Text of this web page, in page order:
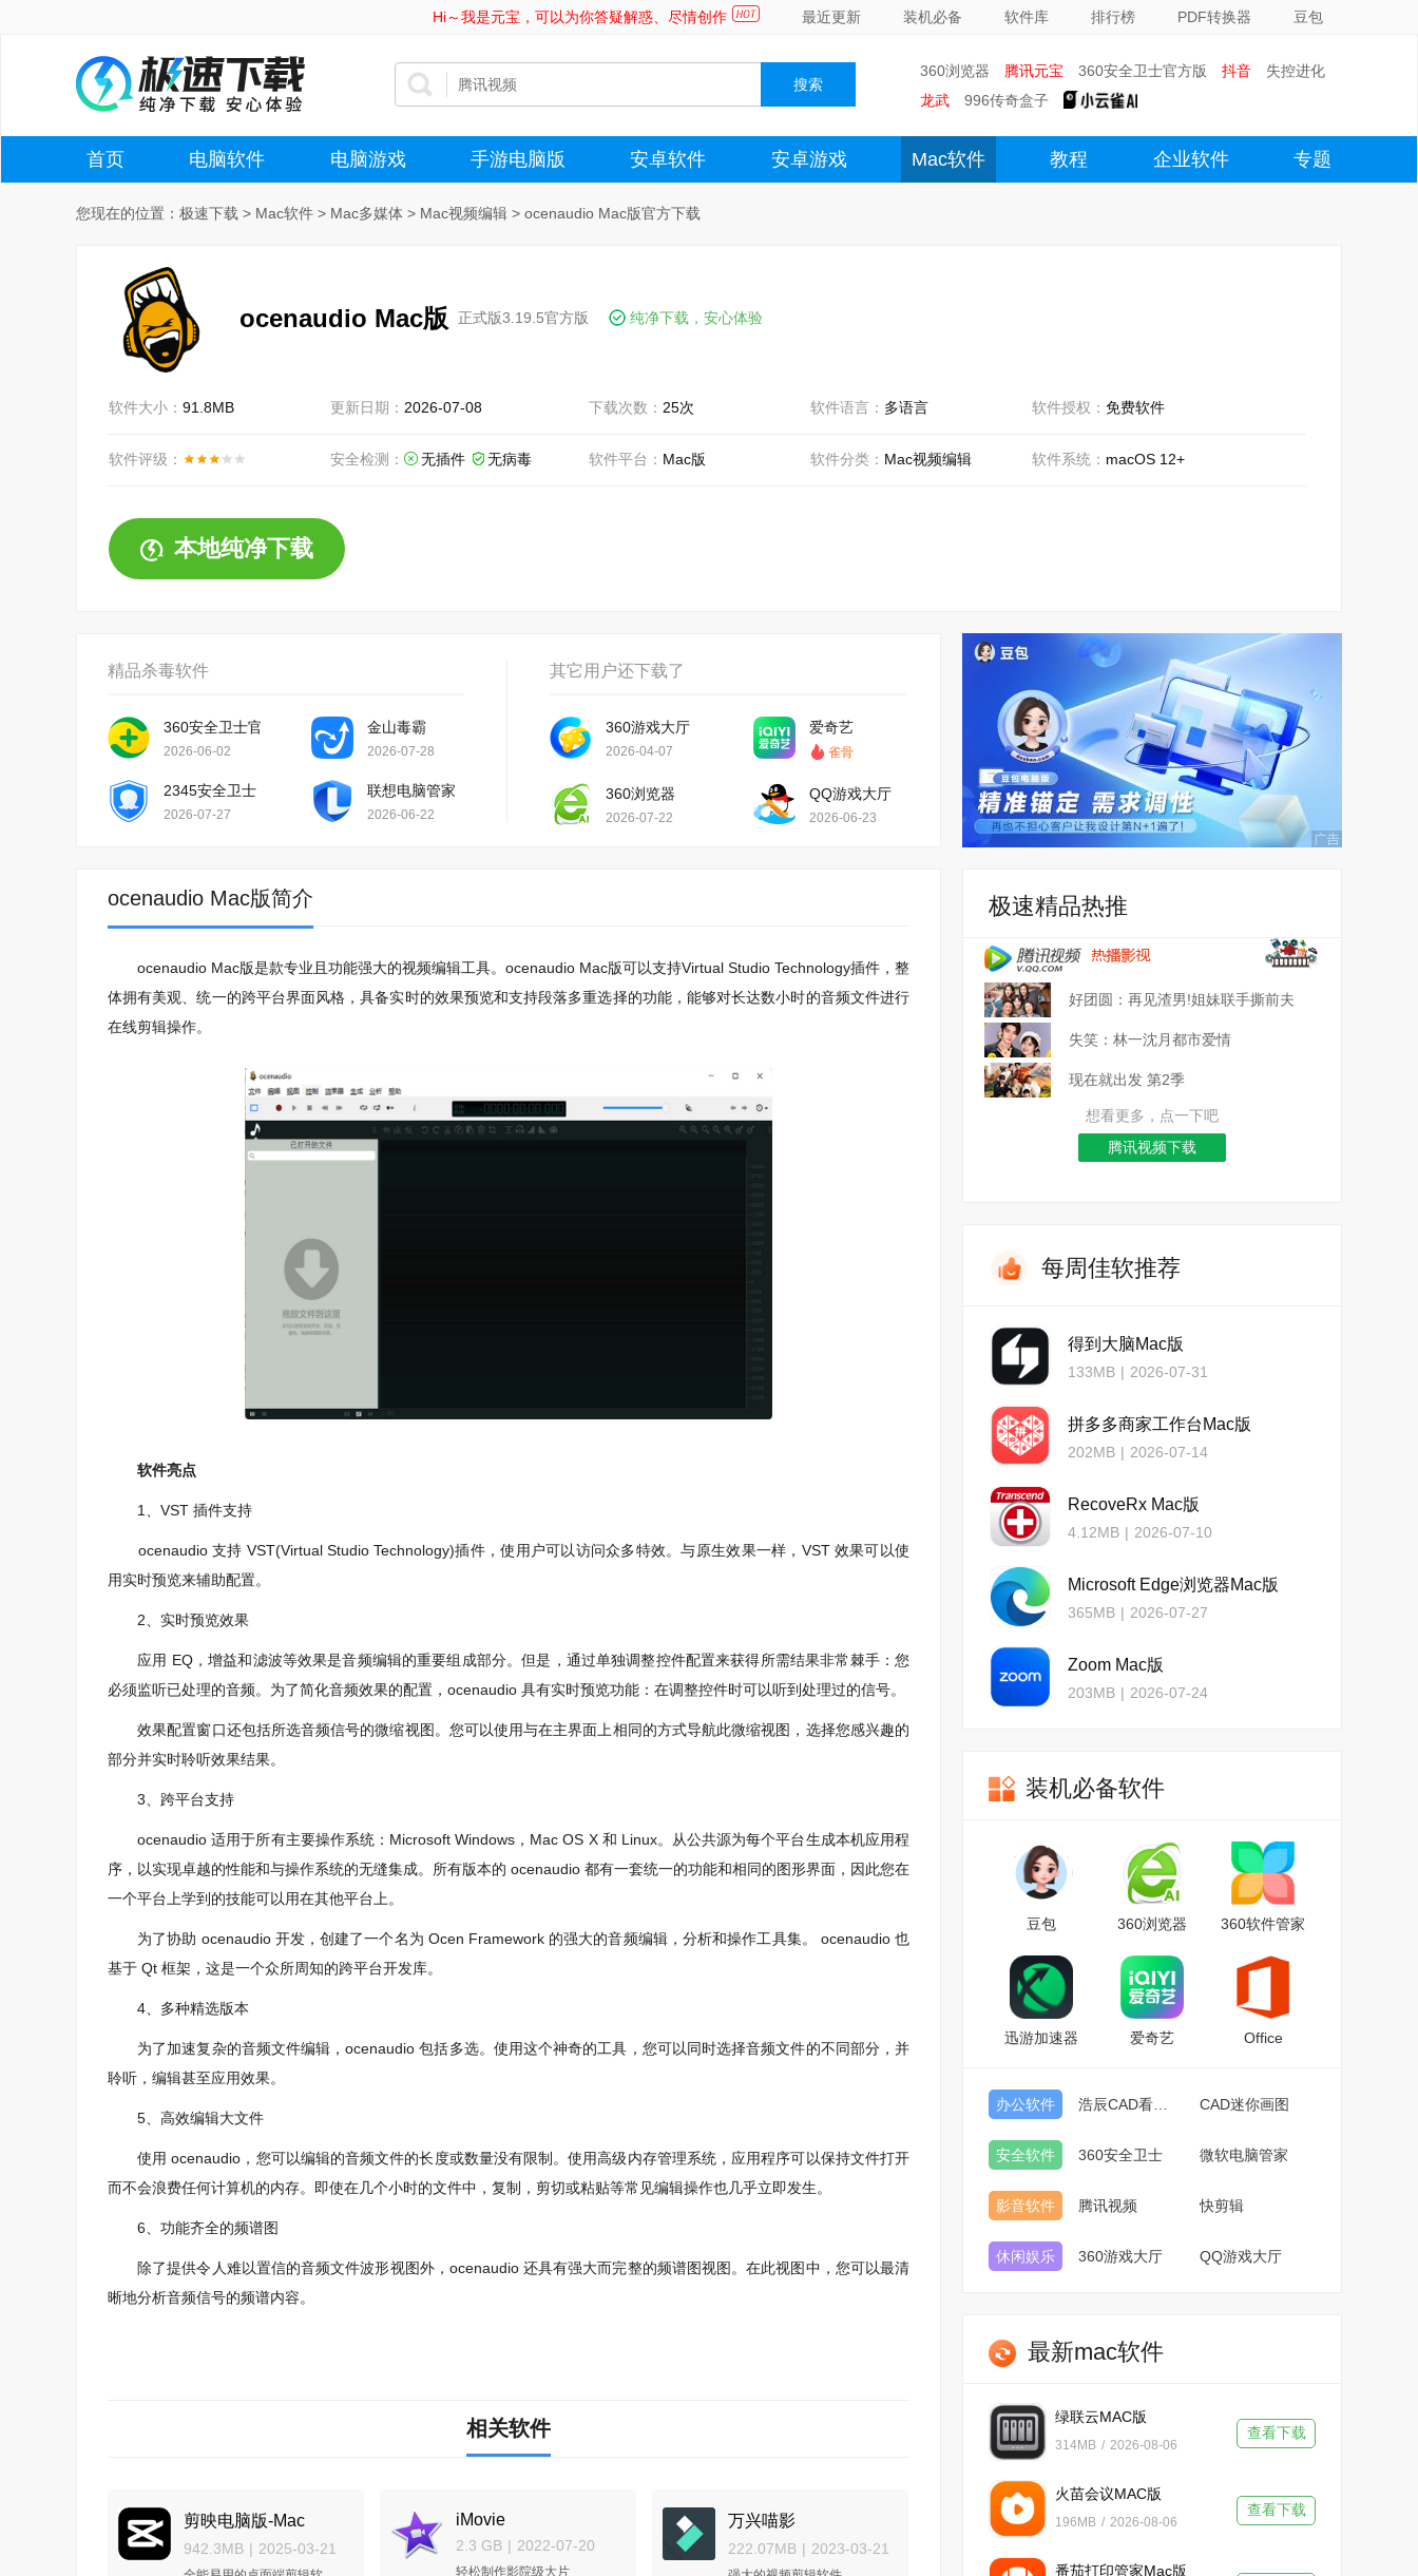
Hi～我是元宝，可以为你答疑解惑、尽情创作 最近更新 装机必备 软件库 排行榜 PDF转换器 豆包
360浏览器 腾讯元宝 360安全卫士官方版 抖音
失控进化
龙武
996传奇盒子
首页 电脑软件 电脑游戏 手游电脑版 安卓软件 安卓游戏 Mac软件 教程 企业软件 专题
您现在的位置： 极速下载 > Mac软件 > Mac多媒体 > Mac视频编辑 > ocenaudio Mac版官方下载
ocenaudio Mac版 正式版3.19.5官方版 纯净下载，安心体验
软件大小： 91.8MB 更新日期： 2026-07-08 下载次数： 25次 软件语言： 多语言 软件授权： 免费软件
软件评级： 安全检测： 无插件 无病毒 软件平台： Mac版 软件分类： Mac视频编辑 软件系统： macOS 12+
本地纯净下载
精品杀毒软件
360安全卫士官方版
2026-06-02
金山毒霸
2026-07-28
2345安全卫士
2026-07-27
联想电脑管家
2026-06-22
其它用户还下载了
360游戏大厅
2026-04-07
爱奇艺
雀骨
360浏览器
2026-07-22
QQ游戏大厅
2026-06-23
ocenaudio Mac版简介
ocenaudio Mac版是款专业且功能强大的视频编辑工具。ocenaudio Mac版可以支持Virtual Studio Technology插件，整
体拥有美观、统一的跨平台界面风格，具备实时的效果预览和支持段落多重选择的功能，能够对长达数小时的音频文件进行
在线剪辑操作。
软件亮点
1、VST 插件支持
ocenaudio 支持 VST(Virtual Studio Technology)插件，使用户可以访问众多特效。与原生效果一样，VST 效果可以使
用实时预览来辅助配置。
2、实时预览效果
应用 EQ，增益和滤波等效果是音频编辑的重要组成部分。但是，通过单独调整控件配置来获得所需结果非常棘手：您
必须监听已处理的音频。为了简化音频效果的配置，ocenaudio 具有实时预览功能：在调整控件时可以听到处理过的信号。
效果配置窗口还包括所选音频信号的微缩视图。您可以使用与在主界面上相同的方式导航此微缩视图，选择您感兴趣的
部分并实时聆听效果结果。
3、跨平台支持
ocenaudio 适用于所有主要操作系统：Microsoft Windows，Mac OS X 和 Linux。从公共源为每个平台生成本机应用程
序，以实现卓越的性能和与操作系统的无缝集成。所有版本的 ocenaudio 都有一套统一的功能和相同的图形界面，因此您在
一个平台上学到的技能可以用在其他平台上。
为了协助 ocenaudio 开发，创建了一个名为 Ocen Framework 的强大的音频编辑，分析和操作工具集。 ocenaudio 也
基于 Qt 框架，这是一个众所周知的跨平台开发库。
4、多种精选版本
为了加速复杂的音频文件编辑，ocenaudio 包括多选。使用这个神奇的工具，您可以同时选择音频文件的不同部分，并
聆听，编辑甚至应用效果。
5、高效编辑大文件
使用 ocenaudio，您可以编辑的音频文件的长度或数量没有限制。使用高级内存管理系统，应用程序可以保持文件打开
而不会浪费任何计算机的内存。即使在几个小时的文件中，复制，剪切或粘贴等常见编辑操作也几乎立即发生。
6、功能齐全的频谱图
除了提供令人难以置信的音频文件波形视图外，ocenaudio 还具有强大而完整的频谱图视图。在此视图中，您可以最清
晰地分析音频信号的频谱内容。
相关软件
剪映电脑版-Mac
942.3MB | 2025-03-21
iMovie
2.3 GB | 2022-07-20
轻松制作影院级大片
万兴喵影
222.07MB | 2023-03-21
极速精品热推
好团圆：再见渣男!姐妹联手撕前夫
失笑：林一沈月都市爱情
现在就出发 第2季
想看更多，点一下吧
腾讯视频下载
每周佳软推荐
得到大脑Mac版
133MB | 2026-07-31
拼多多商家工作台Mac版
202MB | 2026-07-14
RecoveRx Mac版
4.12MB | 2026-07-10
Microsoft Edge浏览器Mac版
365MB | 2026-07-27
Zoom Mac版
203MB | 2026-07-24
装机必备软件
豆包 360浏览器 360软件管家
迅游加速器 爱奇艺 Office
办公软件 CAD迷你画图
安全软件 360安全卫士 微软电脑管家
影音软件 腾讯视频 快剪辑
休闲娱乐 360游戏大厅 QQ游戏大厅
最新mac软件
绿联云MAC版
314MB / 2026-08-06
查看下载
火苗会议MAC版
196MB / 2026-08-06
查看下载
番茄打印管家Mac版